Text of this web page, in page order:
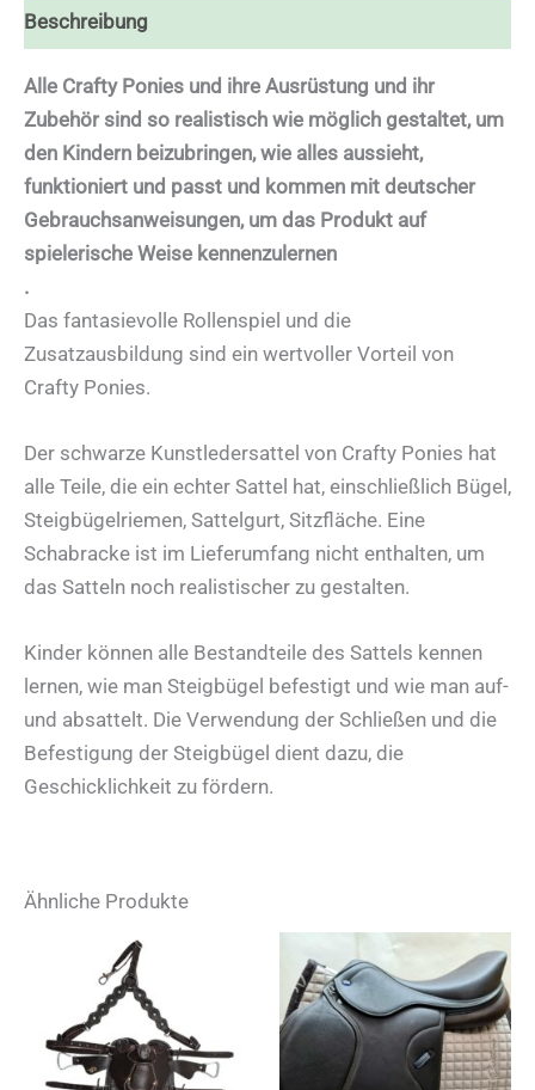
Beschreibung
Alle Crafty Ponies und ihre Ausrüstung und ihr
Zubehör sind so realistisch wie möglich gestaltet, um
den Kindern beizubringen, wie alles aussieht,
funktioniert und passt und kommen mit deutscher
Gebrauchsanweisungen, um das Produkt auf
spielerische Weise kennenzulernen
.
Das fantasievolle Rollenspiel und die
Zusatzausbildung sind ein wertvoller Vorteil von
Crafty Ponies.
Der schwarze Kunstledersattel von Crafty Ponies hat
alle Teile, die ein echter Sattel hat, einschließlich Bügel,
Steigbügelriemen, Sattelgurt, Sitzfläche. Eine
Schabracke ist im Lieferumfang nicht enthalten, um
das Satteln noch realistischer zu gestalten.
Kinder können alle Bestandteile des Sattels kennen
lernen, wie man Steigbügel befestigt und wie man auf-
und absattelt. Die Verwendung der Schließen und die
Befestigung der Steigbügel dient dazu, die
Geschicklichkeit zu fördern.
Ähnliche Produkte